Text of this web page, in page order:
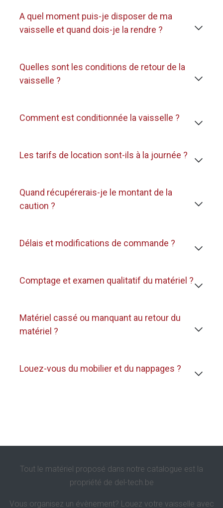
A quel moment puis-je disposer de ma
vaisselle et quand dois-je la rendre ?
Quelles sont les conditions de retour de la
vaisselle ?
Comment est conditionnée la vaisselle ?
Les tarifs de location sont-ils à la journée ?
Quand récupérerais-je le montant de la
caution ?
Délais et modifications de commande ?
Comptage et examen qualitatif du matériel ?
Matériel cassé ou manquant au retour du
matériel ?
Louez-vous du mobilier et du nappages ?
Tout le matériel proposé dans notre catalogue est la
propriété de del-tech.be
Vous organisez un évènement? Louez votre vaisselle avec